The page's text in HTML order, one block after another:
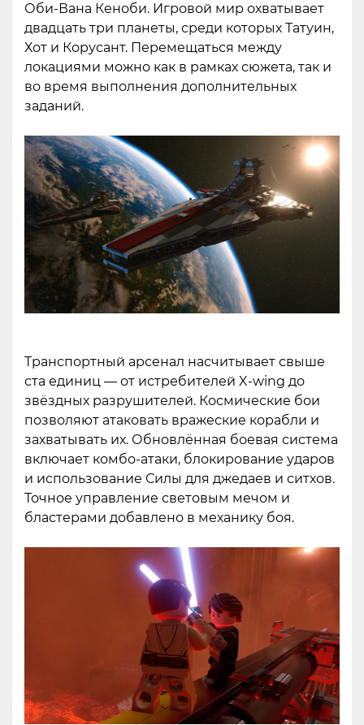
Оби-Вана Кеноби. Игровой мир охватывает
двадцать три планеты, среди которых Татуин,
Хот и Корусант. Перемещаться между
локациями можно как в рамках сюжета, так и
во время выполнения дополнительных
заданий.
Транспортный арсенал насчитывает свыше
ста единиц — от истребителей X-wing до
звёздных разрушителей. Космические бои
позволяют атаковать вражеские корабли и
захватывать их. Обновлённая боевая система
включает комбо-атаки, блокирование ударов
и использование Силы для джедаев и ситхов.
Точное управление световым мечом и
бластерами добавлено в механику боя.